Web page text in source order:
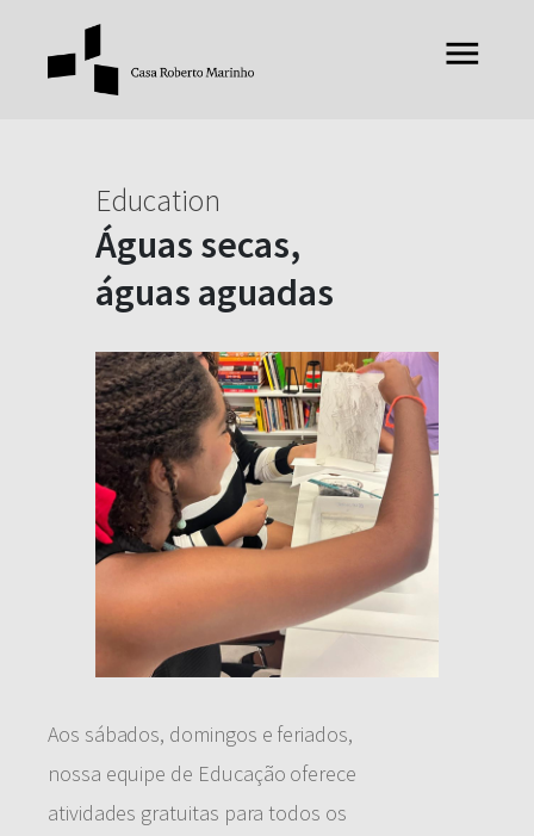
Education
Águas secas,
águas aguadas
Aos sábados, domingos e feriados,
nossa equipe de Educação oferece
atividades gratuitas para todos os